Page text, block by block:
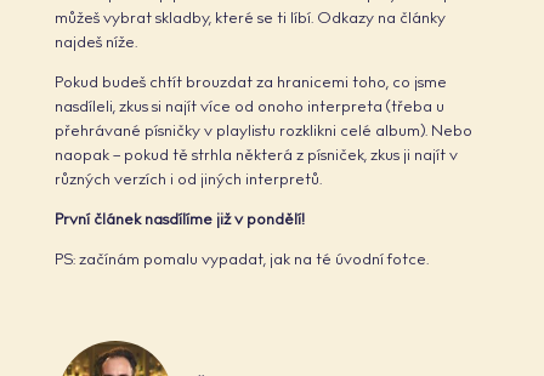
můžeš vybrat skladby, které se ti líbí. Odkazy na články
najdeš níže.
Pokud budeš chtít brouzdat za hranicemi toho, co jsme
nasdíleli, zkus si najít více od onoho interpreta (třeba u
přehrávané písničky v playlistu rozklikni celé album). Nebo
naopak – pokud tě strhla některá z písniček, zkus ji najít v
různých verzích i od jiných interpretů.
První článek nasdílíme již v pondělí!
PS: začínám pomalu vypadat, jak na té úvodní fotce.